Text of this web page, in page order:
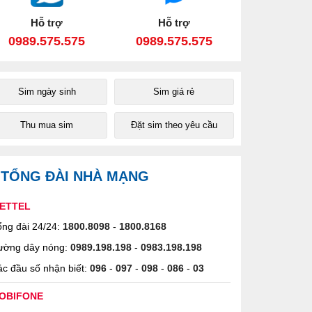
Hỗ trợ
0989.575.575
Hỗ trợ
0989.575.575
Sim ngày sinh Sim giá rẻ
Thu mua sim Đặt sim theo yêu cầu
TỔNG ĐÀI NHÀ MẠNG
đài 24/24: 1800.8098 - 1800.8168
dây nóng: 0989.198.198 - 0983.198.198
đầu số nhận biết: 096 - 097 - 098 - 086 - 03